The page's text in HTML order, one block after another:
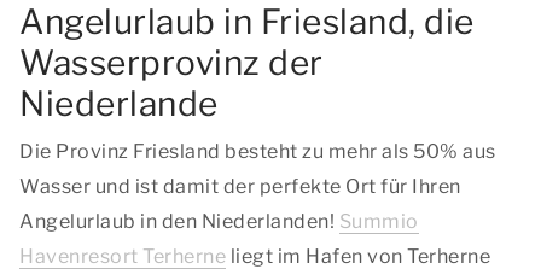
Angelurlaub in Friesland, die
Wasserprovinz der
Niederlande
Die Provinz Friesland besteht zu mehr als 50% aus
Wasser und ist damit der perfekte Ort für Ihren
Angelurlaub in den Niederlanden! Summio
Havenresort Terherne liegt im Hafen von Terherne